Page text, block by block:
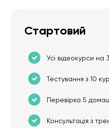
Стартовий
Усі відеокурси на
Тестування з 10
Перевірка 5
Консультація з